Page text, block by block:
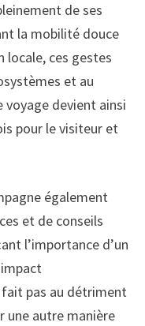
de ses
la mobilité douce
ces gestes
et au
voyage devient ainsi
pour le visiteur et
également
et de conseils
l’importance d’un
fait pas au détriment
une autre manière